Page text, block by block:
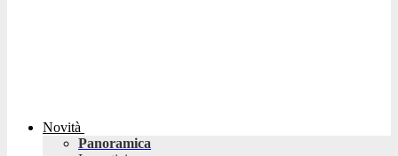
Novità
Panoramica